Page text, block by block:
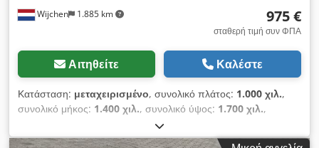
Wijchen 1.885 km 975 €
σταθερή τιμή συν ΦΠΑ
Αιτηθείτε Καλέστε
Κατάσταση: μεταχειρισμένο, συνολικό πλάτος: 1.000 χιλ.,
συνολικό μήκος: 1.400 χιλ., συνολικό ύψος: 1.700 χιλ.,
Χρώμα: Γκρι Βάρος: 200 kg - Διαθέσιμη τεκμηρίωση: Όχι -
Διαθέσιμο πιστοποιητικό CE: Όχι - Αριθμός σειράς: 165359 -